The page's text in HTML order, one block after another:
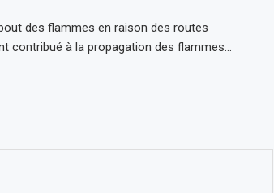
des flammes en raison des routes
contribué à la propagation des flammes…